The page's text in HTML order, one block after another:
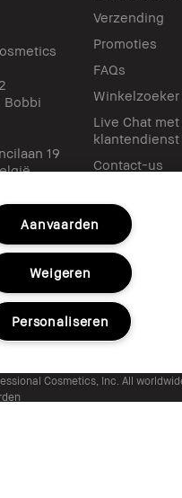
Bobbi
19
Verzending
Promoties
FAQs
Winkelzoeker
Live Chat met
klantendienst
Contact-us
Cosmetics, Inc. All
Aanvaarden
Weigeren
Personaliseren